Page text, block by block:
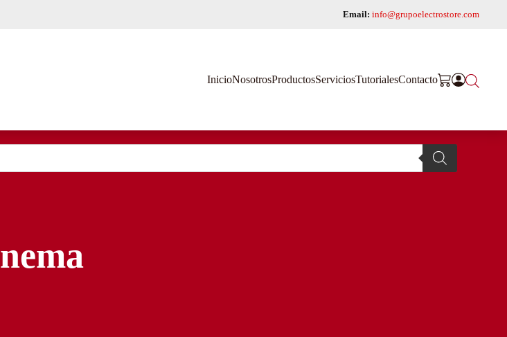
Email: info@grupoelectrostore.com
InicioNosotrosProductosServiciosTutorialesContacto
nema